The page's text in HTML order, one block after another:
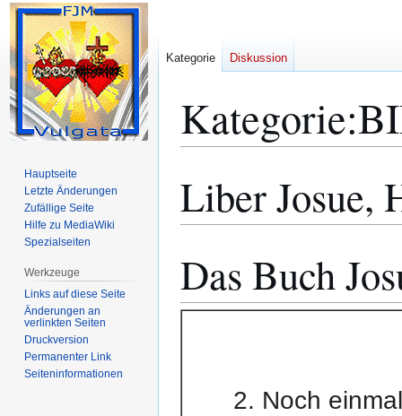
Kategorie:
Navigation
Suche
Liber Josue,
Das Buch
2. Noch
Kategorie Diskussion
Hauptseite
Letzte Änderungen
Zufällige Seite
Hilfe zu MediaWiki
Spezialseiten
Werkzeuge
Links auf diese Seite
Änderungen an
verlinkten Seiten
Druckversion
Permanenter Link
Seiten­­informationen